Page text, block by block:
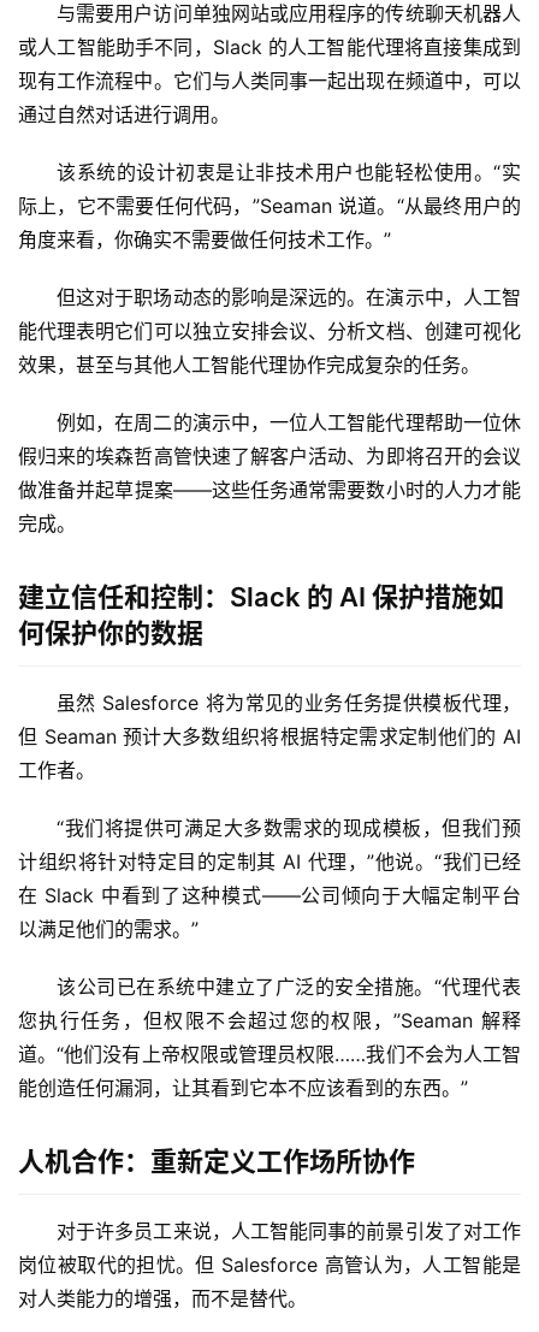
与需要用户访问单独网站或应用程序的传统聊天机器人
或人工智能助手不同，Slack 的人工智能代理将直接集成到
现有工作流程中。它们与人类同事一起出现在频道中，可以
通过自然对话进行调用。
该系统的设计初衷是让非技术用户也能轻松使用。“实
际上，它不需要任何代码，”Seaman 说道。“从最终用户的
角度来看，你确实不需要做任何技术工作。”
但这对于职场动态的影响是深远的。在演示中，人工智
能代理表明它们可以独立安排会议、分析文档、创建可视化
效果，甚至与其他人工智能代理协作完成复杂的任务。
例如，在周二的演示中，一位人工智能代理帮助一位休
假归来的埃森哲高管快速了解客户活动、为即将召开的会议
做准备并起草提案——这些任务通常需要数小时的人力才能
完成。
建立信任和控制：Slack 的 AI 保护措施如
何保护你的数据
虽然 Salesforce 将为常见的业务任务提供模板代理，
但 Seaman 预计大多数组织将根据特定需求定制他们的 AI
工作者。
“我们将提供可满足大多数需求的现成模板，但我们预
计组织将针对特定目的定制其 AI 代理，”他说。“我们已经
在 Slack 中看到了这种模式——公司倾向于大幅定制平台
以满足他们的需求。”
该公司已在系统中建立了广泛的安全措施。“代理代表
您执行任务，但权限不会超过您的权限，”Seaman 解释
道。“他们没有上帝权限或管理员权限……我们不会为人工智
能创造任何漏洞，让其看到它本不应该看到的东西。”
人机合作：重新定义工作场所协作
对于许多员工来说，人工智能同事的前景引发了对工作
岗位被取代的担忧。但 Salesforce 高管认为，人工智能是
对人类能力的增强，而不是替代。